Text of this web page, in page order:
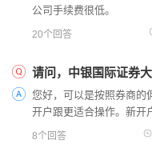
公司手续费很低。
20个回答
您好，可以是按照券商的
开户跟更适合操作。新开
8个回答